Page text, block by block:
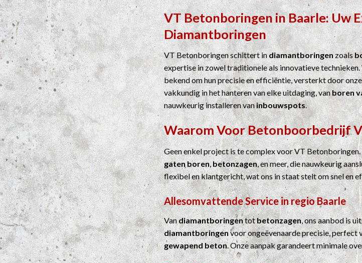
VT BetonboringeninBaarle: Uw
Diamantboringen
VT Betonboringen schittert indiamantboringenzoals
expertise in zowel traditionele als innovatieve
bekend om hun precisie en efficiëntie, versterkt door
vakkundig in het hanteren van elke uitdaging, vanboren
nauwkeurig installeren vaninbouwspots.
Waarom VoorBetonboorbedrijf
Geen enkel project is te complex voor VT
gaten boren,betonzagen, en meer, die nauwkeurig
flexibel en klantgericht, wat ons in staat stelt om snel en
Allesomvattende Service in regio Baarle
Vandiamantboringentotbetonzagen, ons aanbod is
diamantboringenvoor ongeëvenaarde precisie, perfect
gewapend beton. Onze aanpak garandeert minimale